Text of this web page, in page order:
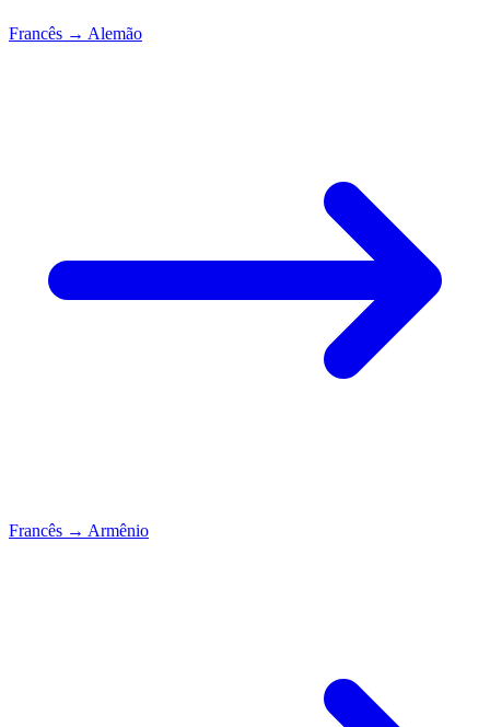
Francês → Alemão
Francês → Armênio